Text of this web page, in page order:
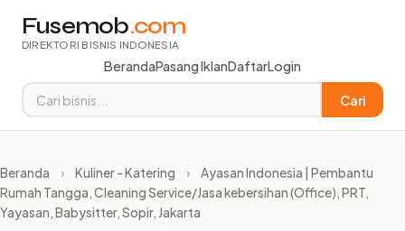
Fusemob.com
DIREKTORI BISNIS INDONESIA
BerandaPasang IklanDaftarLogin
Cari
Beranda › Kuliner - Katering ›
Ayasan Indonesia | Pembantu
Rumah Tangga, Cleaning Service/Jasa kebersihan (Office), PRT,
Yayasan, Babysitter, Sopir, Jakarta